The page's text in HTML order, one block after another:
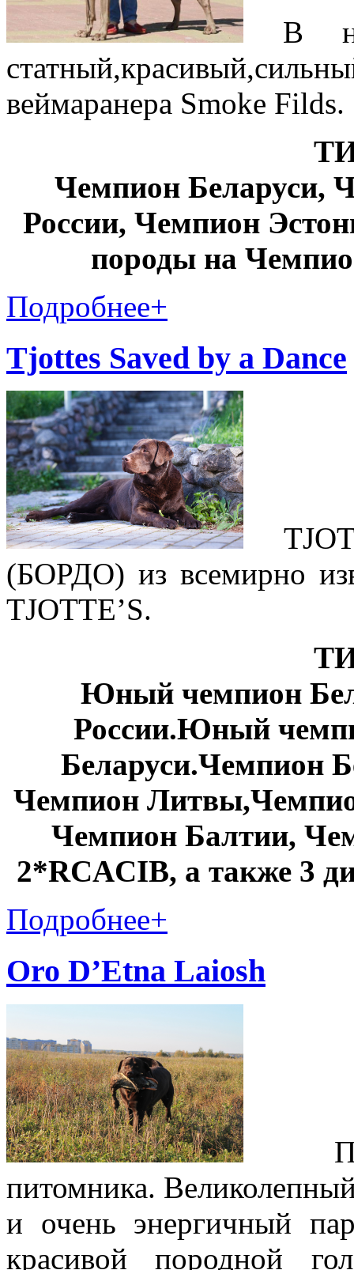
В
веймаранера Smoke Filds.
Чемпион Беларуси,
России, Чемпион
породы на
Подробнее+
Tjottes Saved by a Dance
(БОРДО) из всемирно
TJOTTE’S.
Юный чемпион
России.Юный
Беларуси.Чемпион
Чемпион
Чемпион Балтии,
2*RCACIB, а также 3
Подробнее+
Oro D’Etna Laiosh
питомника.
и очень энергичный
красивой породной